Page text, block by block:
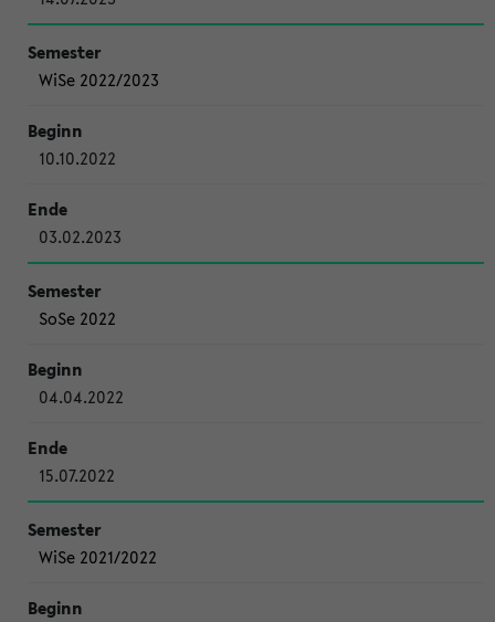
WiSe 2022/2023
10.10.2022
03.02.2023
SoSe 2022
04.04.2022
15.07.2022
WiSe 2021/2022